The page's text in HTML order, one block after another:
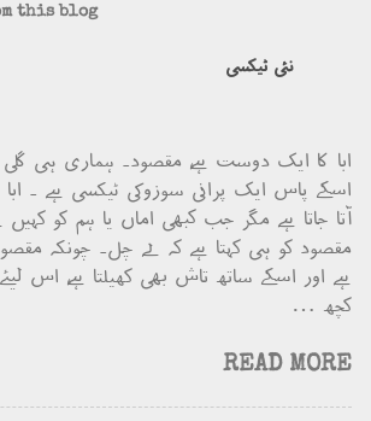
this blog
نئی ٹیکسی
ابا کا ایک دوست ہے، مقصود۔ ہماری ہی
اسکے پاس ایک پرانی سوزوکی ٹیکسی ہے ۔
آتا جاتا ہے مگر جب کبھی اماں یا ہم کو کہیں
مقصود کو ہی کہتا ہے کہ لے چل۔ چونکہ
ہے اور اسکے ساتھ تاش بھی کھیلتا ہے، اس لیئے
کچھ …
READ MORE